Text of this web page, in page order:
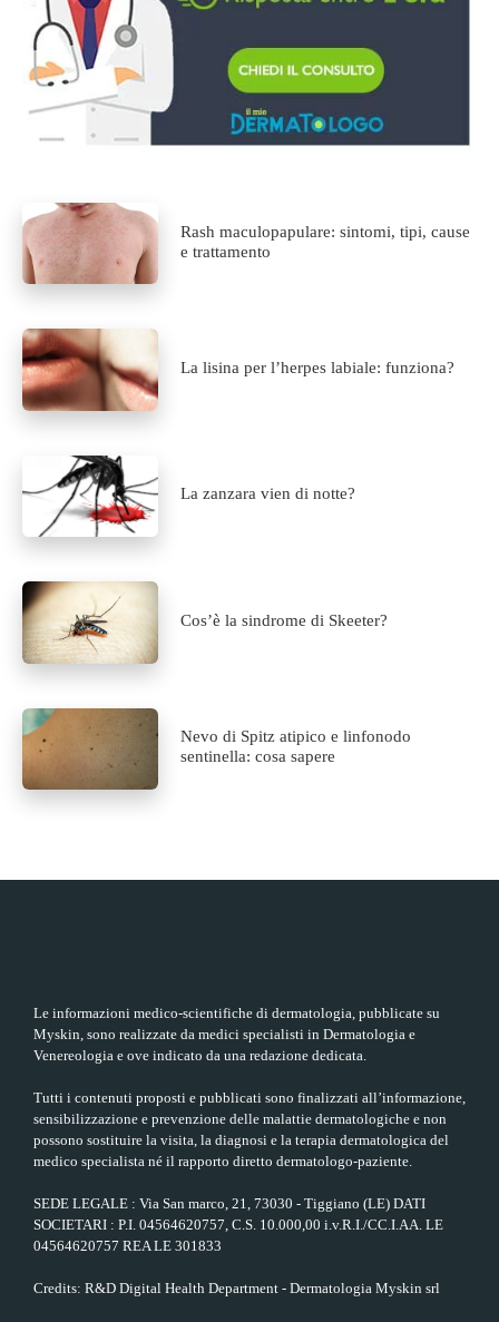
Rash maculopapulare: sintomi, tipi, cause
e trattamento
La lisina per l’herpes labiale: funziona?
La zanzara vien di notte?
Cos’è la sindrome di Skeeter?
Nevo di Spitz atipico e linfonodo
sentinella: cosa sapere
Le informazioni medico-scientifiche di dermatologia, pubblicate su
Myskin, sono realizzate da medici specialisti in Dermatologia e
Venereologia e ove indicato da una redazione dedicata.
Tutti i contenuti proposti e pubblicati sono finalizzati all’informazione,
sensibilizzazione e prevenzione delle malattie dermatologiche e non
possono sostituire la visita, la diagnosi e la terapia dermatologica del
medico specialista né il rapporto diretto dermatologo-paziente.
SEDE LEGALE : Via San marco, 21, 73030 - Tiggiano (LE) DATI
SOCIETARI : P.I. 04564620757, C.S. 10.000,00 i.v.R.I./CC.I.AA. LE
04564620757 REA LE 301833
Credits: R&D Digital Health Department - Dermatologia Myskin srl